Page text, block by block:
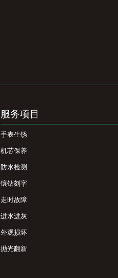
服务项目
手表生锈
机芯保养
防水检测
镶钻刻字
走时故障
进水进灰
外观损坏
抛光翻新